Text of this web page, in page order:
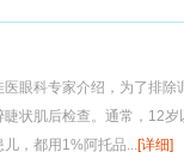
眼科专家介绍，为了排
状肌后检查。通常，12
，都用1%阿托品...[详细]